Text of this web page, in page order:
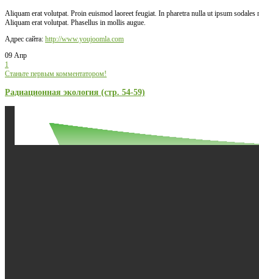
Aliquam erat volutpat. Proin euismod laoreet feugiat. In pharetra nulla ut ipsum
Aliquam erat volutpat. Phasellus in mollis augue.
Адрес сайта: http://www.youjoomla.com
09 Апр
1
Станьте первым комментатором!
Радиационная экология (стр. 54-59)